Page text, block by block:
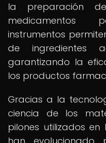
la preparación
medicamentos
instrumentos
de ingredientes
garantizando la
los productos
Gracias a la
ciencia de los
pilones utilizados